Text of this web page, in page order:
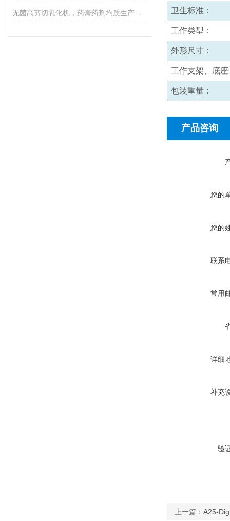
卫生标准：
工作类型：
外形尺寸：
工作支架、底
包装重量：
产品咨询
您的
您的
联系
常用
详细
补充
验
上一篇： A25-